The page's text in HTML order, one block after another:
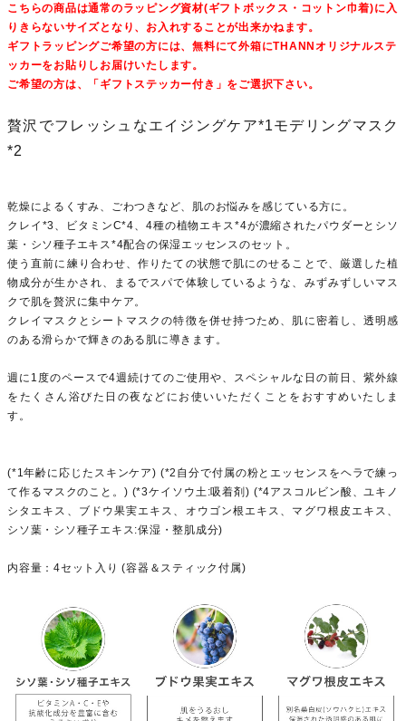
こちらの商品は通常のラッピング資材(ギフトボックス・コットン巾着)に入
りきらないサイズとなり、お入れすることが出来かねます。
ギフトラッピングご希望の方には、無料にて外箱にTHANNオリジナルステ
ッカーをお貼りしお届けいたします。
ご希望の方は、「ギフトステッカー付き」をご選択下さい。
贅沢でフレッシュなエイジングケア*1モデリングマスク
*2
乾燥によるくすみ、ごわつきなど、肌のお悩みを感じている方に。
クレイ*3、ビタミンC*4、4種の植物エキス*4が濃縮されたパウダーとシソ
葉・シソ種子エキス*4配合の保湿エッセンスのセット。
使う直前に練り合わせ、作りたての状態で肌にのせることで、厳選した植
物成分が生かされ、まるでスパで体験しているような、みずみずしいマス
クで肌を贅沢に集中ケア。
クレイマスクとシートマスクの特徴を併せ持つため、肌に密着し、透明感
のある滑らかで輝きのある肌に導きます。
週に1度のペースで4週続けてのご使用や、スペシャルな日の前日、紫外線
をたくさん浴びた日の夜などにお使いいただくことをおすすめいたしま
す。
(*1年齢に応じたスキンケア) (*2自分で付属の粉とエッセンスをヘラで練っ
て作るマスクのこと。) (*3ケイソウ土:吸着剤) (*4アスコルビン酸、ユキノ
シタエキス、ブドウ果実エキス、オウゴン根エキス、マグワ根皮エキス、
シソ葉・シソ種子エキス:保湿・整肌成分)
内容量：4セット入り (容器＆スティック付属)